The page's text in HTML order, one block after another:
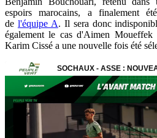
espoirs marocains, a finalement
de l'équipe A. Il sera donc
également le cas d'Aimen
Karim Cissé a une nouvelle fois été